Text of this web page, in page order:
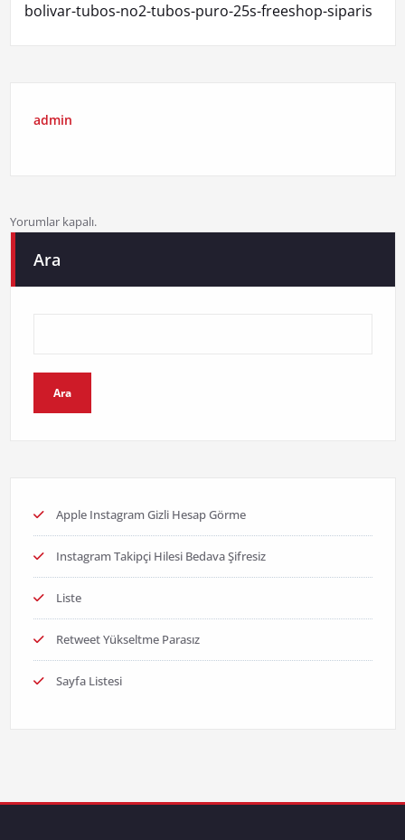
bolivar-tubos-no2-tubos-puro-25s-freeshop-siparis
admin
Yorumlar kapalı.
Ara
Ara
Apple Instagram Gizli Hesap Görme
Instagram Takipçi Hilesi Bedava Şifresiz
Liste
Retweet Yükseltme Parasız
Sayfa Listesi